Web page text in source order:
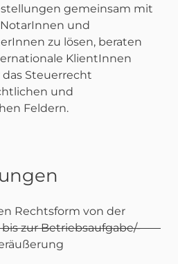
gemeinsam mit
und
zu lösen, beraten
KlientInnen
Steuerrecht
und
Feldern.
Rechtsform von der
zur Betriebsaufgabe/-